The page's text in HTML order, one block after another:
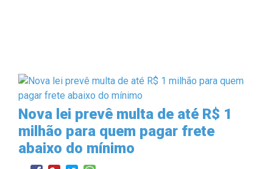
Nova lei prevê multa de até R$ 1
milhão para quem pagar frete
abaixo do mínimo